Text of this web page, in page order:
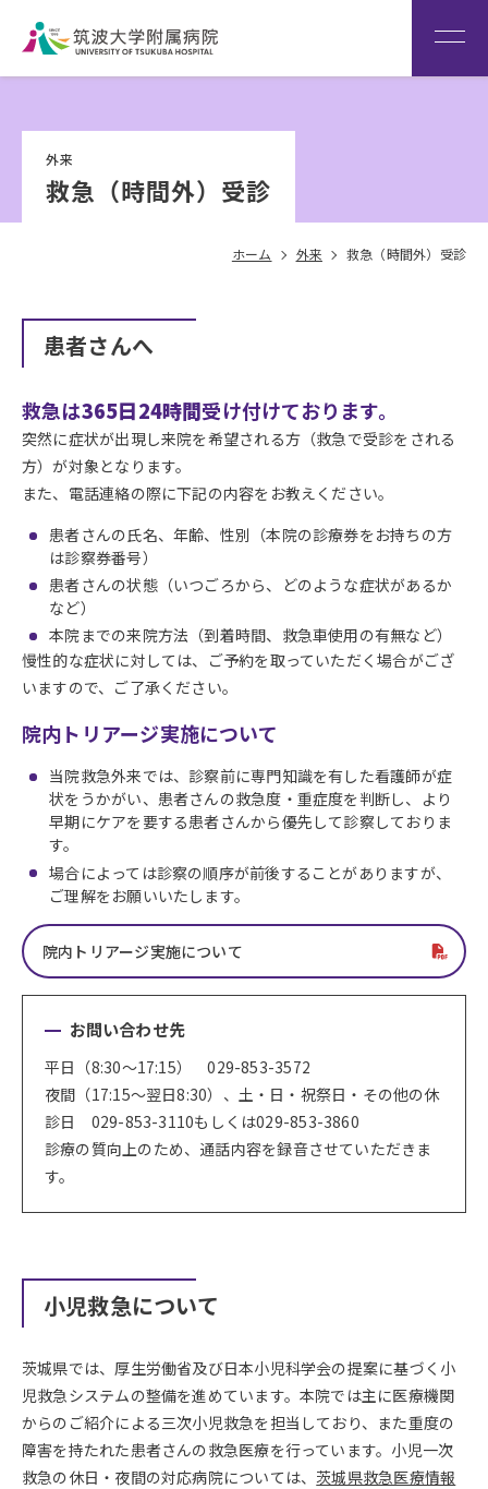
患者さん専用回線
（※本院は全科予約制です）
外来
救急（時間外）受診
ホーム 外来 救急（時間外）受診
患者さんへ
救急は365日24時間受け付けております。
突然に症状が出現し来院を希望される方（救急で受診をされる
方）が対象となります。
また、電話連絡の際に下記の内容をお教えください。
患者さんの氏名、年齢、性別（本院の診療券をお持ちの方
は診察券番号）
患者さんの状態（いつごろから、どのような症状があるか
など）
本院までの来院方法（到着時間、救急車使用の有無など）
慢性的な症状に対しては、ご予約を取っていただく場合がござ
いますので、ご了承ください。
院内トリアージ実施について
当院救急外来では、診察前に専門知識を有した看護師が症
状をうかがい、患者さんの救急度・重症度を判断し、より
早期にケアを要する患者さんから優先して診察しておりま
す。
場合によっては診察の順序が前後することがありますが、
ご理解をお願いいたします。
院内トリアージ実施について
お問い合わせ先
平日（8:30～17:15） 029-853-3572
夜間（17:15～翌日8:30）、土・日・祝祭日・その他の休
診日 029-853-3110もしくは029-853-3860
診療の質向上のため、通話内容を録音させていただきま
す。
小児救急について
茨城県では、厚生労働省及び日本小児科学会の提案に基づく小
児救急システムの整備を進めています。本院では主に医療機関
からのご紹介による三次小児救急を担当しており、また重度の
障害を持たれた患者さんの救急医療を行っています。小児一次
救急の休日・夜間の対応病院については、茨城県救急医療情報